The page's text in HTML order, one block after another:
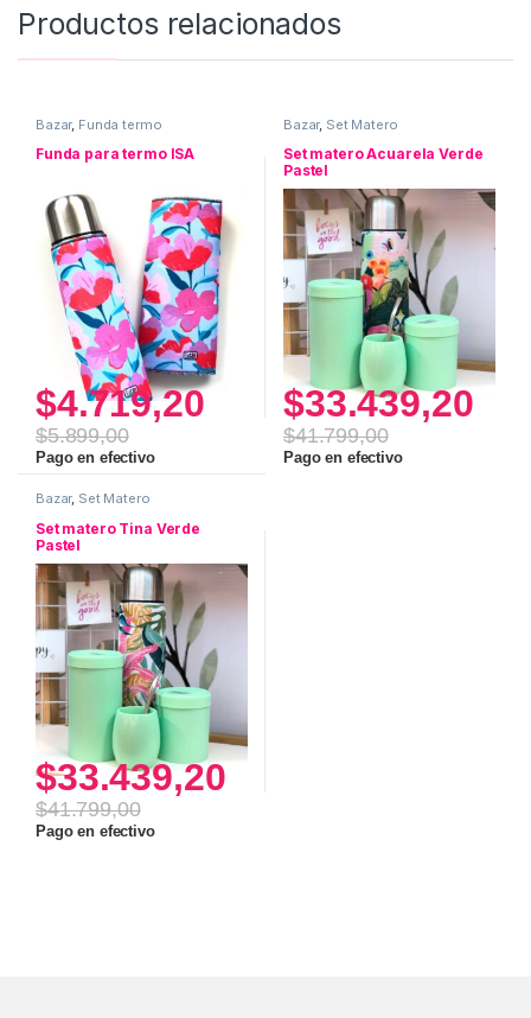
Productos relacionados
Bazar, Funda termo
Funda para termo ISA
$4.719,20
$5.899,00
Pago en efectivo
Bazar, Set Matero
Set matero Acuarela Verde
Pastel
$33.439,20
$41.799,00
Pago en efectivo
Bazar, Set Matero
Set matero Tina Verde
Pastel
$33.439,20
$41.799,00
Pago en efectivo